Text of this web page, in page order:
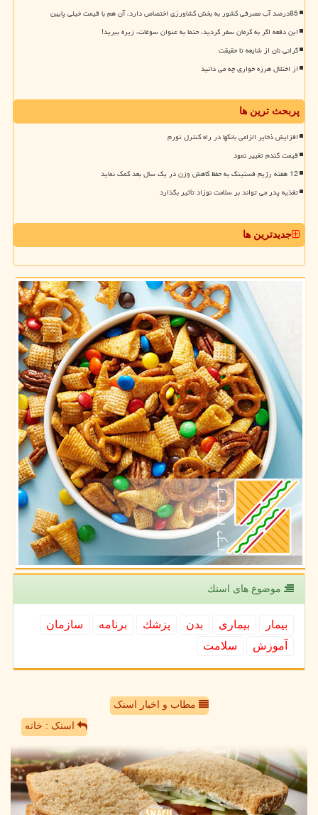
85درصد آب مصرفی کشور به بخش کشاورزی اختصاص دارد، آن هم با قیمت خیلی پایین
این دفعه اگر به کرمان سفر کردید، حتما به عنوان سوغات، زیره ببرید!
گرانی نان از شایعه تا حقیقت
از اختلال هرزه خواری چه می دانید
پربحث ترین ها
افزایش ذخایر الزامی بانکها در راه کنترل تورم
قیمت گندم تغییر نمود
12 هفته رژیم فستینگ به حفظ کاهش وزن در یک سال بعد کمک نماید
تغذیه پدر می تواند بر سلامت نوزاد تأثیر بگذارد
جدیدترین ها
موضوع های اسنك
بیمار بیماری بدن پزشك برنامه
سازمان
آموزش
سلامت
مطاب و اخبار اسنک
اسنک : خانه